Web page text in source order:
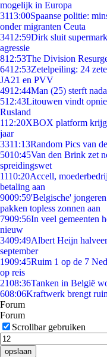
mogelijk in Europa
3113:00Spaanse politie:
onder migranten Ceuta
3412:59Dirk sluit
agressie
812:53The Division
6412:53Zetelpeiling: 24
JA21 en PVV
4912:44Man (25) sterft
512:43Litouwen vindt
Rusland
112:20XBOX platform
jaar
3311:13Random Pics van
5010:45Van den Brink zet
spreidingswet
1110:20Accell,
betaling aan
9009:59'Belgische'
pakken topless zonnen aan
7909:56In veel gemeenten
nieuw
3409:49Albert Heijn
september
1909:45Ruim 1 op de 7
op reis
2108:36Tanken in België
608:06Kraftwerk brengt
Forum
Forum
Scrollbar gebruiken
opslaan